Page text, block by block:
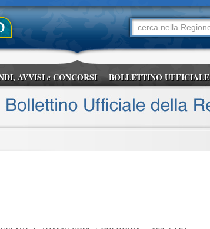
AVVISIeCONCORSI BOLLETTINO UFFICIALE